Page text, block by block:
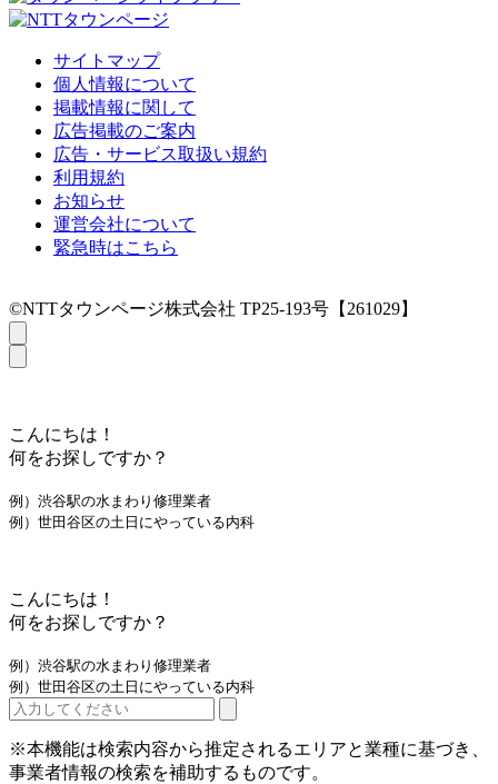
サイトマップ
個人情報について
掲載情報に関して
広告掲載のご案内
広告・サービス取扱い規約
利用規約
お知らせ
運営会社について
緊急時はこちら
©NTTタウンページ株式会社 TP25-193号【261029】
こんにちは！
何をお探しですか？
例）渋谷駅の水まわり修理業者
例）世田谷区の土日にやっている内科
こんにちは！
何をお探しですか？
例）渋谷駅の水まわり修理業者
例）世田谷区の土日にやっている内科
※本機能は検索内容から推定されるエリアと業種に基づき、
事業者情報の検索を補助するものです。